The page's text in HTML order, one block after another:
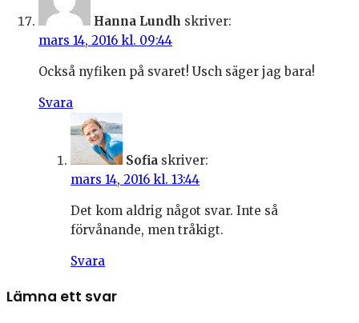
Hanna Lundh skriver:
mars 14, 2016 kl. 09:44
Också nyfiken på svaret! Usch säger jag bara!
Svara
Sofia skriver:
mars 14, 2016 kl. 13:44
Det kom aldrig något svar. Inte så
förvånande, men tråkigt.
Svara
Lämna ett svar